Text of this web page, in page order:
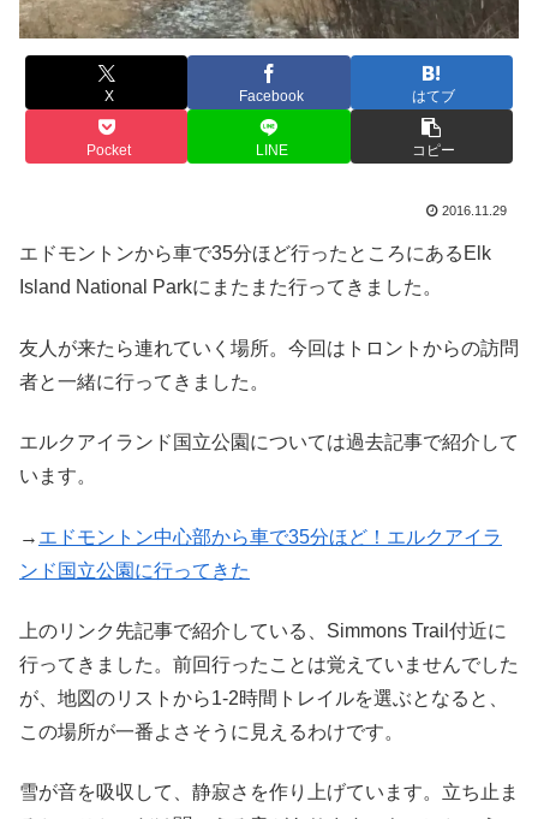
X Facebook はてブ
Pocket LINE コピー
2016.11.29
エドモントンから車で35分ほど行ったところにあるElk
Island National Parkにまたまた行ってきました。
友人が来たら連れていく場所。今回はトロントからの訪問
者と一緒に行ってきました。
エルクアイランド国立公園については過去記事で紹介して
います。
→ エドモントン中心部から車で35分ほど！エルクアイラ
ンド国立公園に行ってきた
上のリンク先記事で紹介している、Simmons Trail付近に
行ってきました。前回行ったことは覚えていませんでした
が、地図のリストから1-2時間トレイルを選ぶとなると、
この場所が一番よさそうに見えるわけです。
雪が音を吸収して、静寂さを作り上げています。立ち止ま